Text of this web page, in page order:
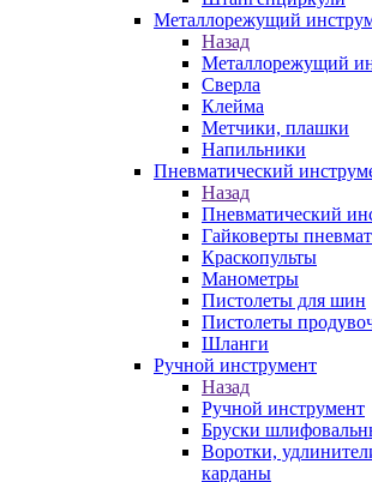
Металлорежущий
Назад
Металлорежущий
Сверла
Клейма
Метчики, плашки
Напильники
Пневматический
Назад
Пневматический
Гайковерты
Краскопульты
Манометры
Пистолеты для шин
Пистолеты
Шланги
Ручной инструмент
Назад
Ручной инструмент
Бруски
Воротки,
карданы